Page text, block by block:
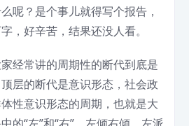
呢？是个事儿就得写个报告，
，好辛苦，结果还没人看。
经常讲的周期性的断代到底是
层的断代是意识形态，社会政
性意识形态的周期，也就是大